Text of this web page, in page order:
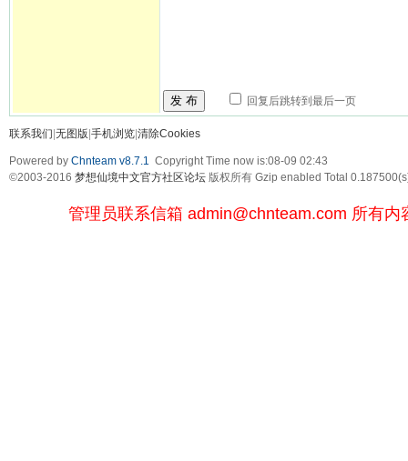
发 布 回复后跳转到最后一页
联系我们 无图版 手机浏览 清除Cookies
Powered by Chnteam v8.7.1 Copyright Time now is:08-09 02:43
©2003-2016 梦想仙境中文官方社区论坛 版权所有 Gzip enabled Total
管理员联系信箱 admin@chnteam.com 所有内